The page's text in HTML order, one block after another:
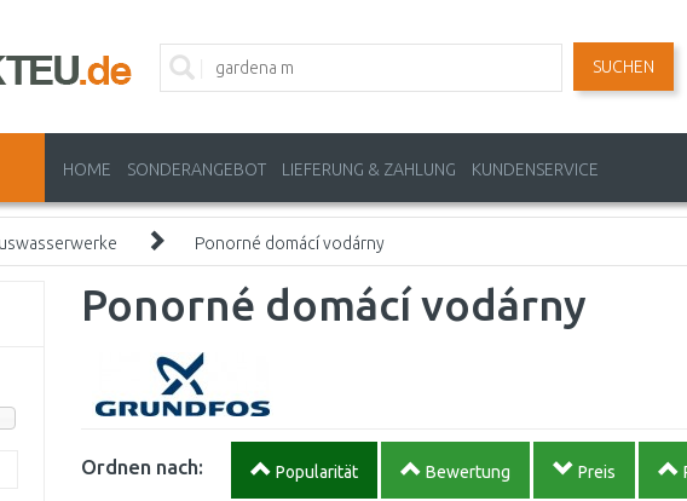
SUCHEN
HOME SONDERANGEBOT LIEFERUNG & ZAHLUNG KUNDENSERVICE
Ponorné domácí vodárny
Ponorné domácí vodárny
Ordnen nach: Popularität Bewertung Preis